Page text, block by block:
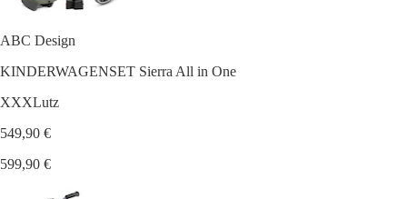
ABC Design
KINDERWAGENSET Sierra All in One
XXXLutz
549,90 €
599,90 €